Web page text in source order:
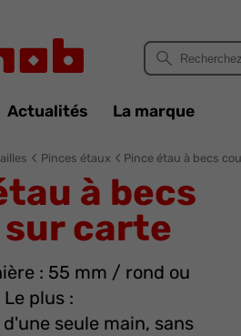
Actualités La marque
Pinces étaux Pince étau à becs
à becs
carte
: 55 mm / rond ou
plus :
seule main, sans